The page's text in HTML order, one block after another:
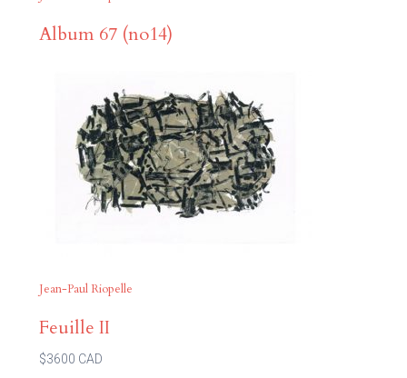
Album 67 (no14)
Jean-Paul Riopelle
Feuille II
$3600 CAD